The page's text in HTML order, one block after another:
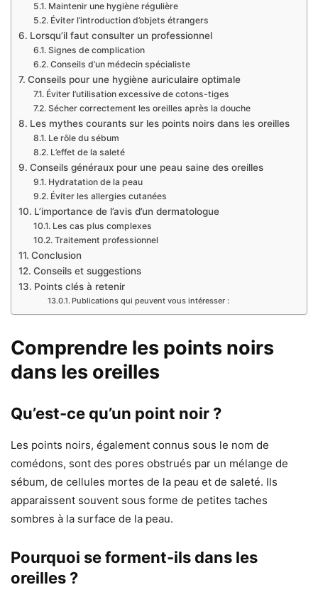
Maintenir une hygiène régulière
Éviter l’introduction d’objets étrangers
Lorsqu’il faut consulter un professionnel
Signes de complication
Conseils d’un médecin spécialiste
Conseils pour une hygiène auriculaire optimale
Éviter l’utilisation excessive de cotons-tiges
Sécher correctement les oreilles après la douche
Les mythes courants sur les points noirs dans les oreilles
Le rôle du sébum
L’effet de la saleté
Conseils généraux pour une peau saine des oreilles
Hydratation de la peau
Éviter les allergies cutanées
L’importance de l’avis d’un dermatologue
Les cas plus complexes
Traitement professionnel
Conclusion
Conseils et suggestions
Points clés à retenir
Publications qui peuvent vous intéresser :
Comprendre les points noirs
dans les oreilles
Qu’est-ce qu’un point noir ?
Les points noirs, également connus sous le nom de
comédons, sont des pores obstrués par un mélange de
sébum, de cellules mortes de la peau et de saleté. Ils
apparaissent souvent sous forme de petites taches
sombres à la surface de la peau.
Pourquoi se forment-ils dans les
oreilles ?